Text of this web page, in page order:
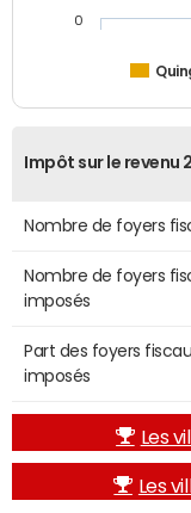
0
Impôt sur le revenu
Nombre de foyers
Nombre de foyers
imposés
Part des foyers
imposés
Les
Les